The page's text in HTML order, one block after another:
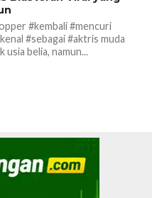
#kembali #mencuri
#sebagai #aktris muda
belia, namun...